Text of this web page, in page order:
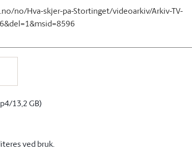
13,2 GB)
ved bruk.